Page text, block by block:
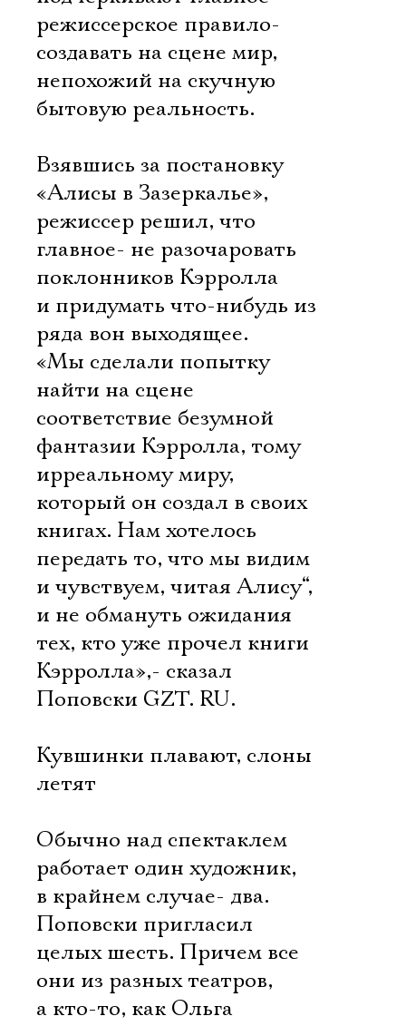
режиссерское правило-
создавать на сцене мир,
непохожий на скучную
бытовую реальность.
Взявшись за постановку
«Алисы в Зазеркалье»,
режиссер решил, что
главное- не разочаровать
поклонников Кэрролла
и придумать что-нибудь из
ряда вон выходящее.
«Мы сделали попытку
найти на сцене
соответствие безумной
фантазии Кэрролла, тому
ирреальному миру,
который он создал в своих
книгах. Нам хотелось
передать то, что мы видим
и чувствуем, читая Алису“,
и не обмануть ожидания
тех, кто уже прочел книги
Кэрролла»,- сказал
Поповски GZT. RU.
Кувшинки плавают, слоны
летят
Обычно над спектаклем
работает один художник,
в крайнем случае- два.
Поповски пригласил
целых шесть. Причем все
они из разных театров,
а кто-то, как Ольга